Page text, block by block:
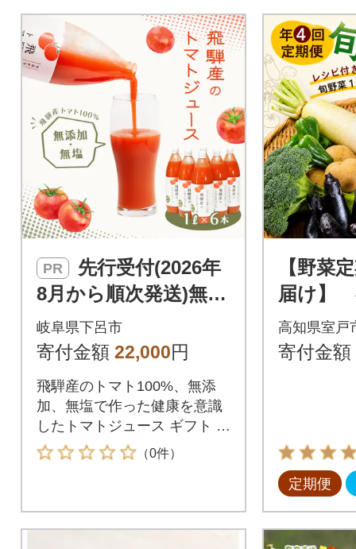
ツ、白菜などを野菜詰め合わ
せ!野菜ジュース・野菜スープ
など野菜中心の生活に、アウ
トドア、キャンプなどのBBQ
(バーベキュー)にもご活用い
ただけます。
PR
8月から順次発送)無添
加トマトジュース(1L
×6本入り)【113-3】
岐阜県下呂市
寄付金額 22,000円
飛騨産のトマト100%、無添
加、無塩で作った健康を意識
したトマトジュース ギフト 贈
答
（0件）
【野菜
届け】
野菜詰
品 レシ
高知県室戸
寄付金額
定期便